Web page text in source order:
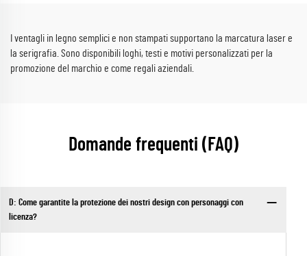
I ventagli in legno semplici e non stampati supportano la marcatura laser e
la serigrafia. Sono disponibili loghi, testi e motivi personalizzati per la
promozione del marchio e come regali aziendali.
Domande frequenti (FAQ)
D: Come garantite la protezione dei nostri design con personaggi con
licenza?